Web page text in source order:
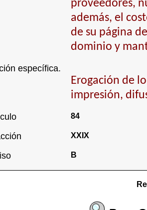
proveedores,
además, el
de su página
dominio y
específica.
Erogación de
impresión,
84
XXIX
B